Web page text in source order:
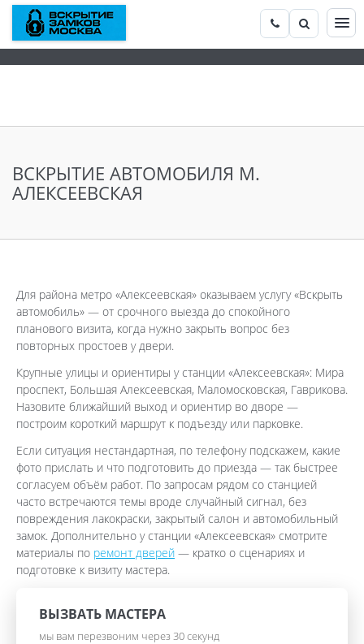
ВСКРЫТИЕ АВТОМОБИЛЯ М.
АЛЕКСЕЕВСКАЯ
Для района метро «Алексеевская» оказываем услугу «Вскрыть
автомобиль» — от срочного выезда до спокойного
планового визита, когда нужно закрыть вопрос без
повторных простоев у двери.
Крупные улицы и ориентиры у станции «Алексеевская»: Мира
проспект, Большая Алексеевская, Маломосковская, Гаврикова.
Назовите ближайший выход и ориентир во дворе —
построим короткий маршрут к подъезду или парковке.
Если ситуация нестандартная, по телефону подскажем, какие
фото прислать и что подготовить до приезда — так быстрее
согласуем объём работ. По запросам рядом со станцией
часто встречаются темы вроде случайный сигнал, без
повреждения лакокраски, закрытый салон и автомобильный
замок. Дополнительно у станции «Алексеевская» смотрите
материалы по ремонт дверей — кратко о сценариях и
подготовке к визиту мастера.
ВЫЗВАТЬ МАСТЕРА
мы вам перезвоним через 30 секунд